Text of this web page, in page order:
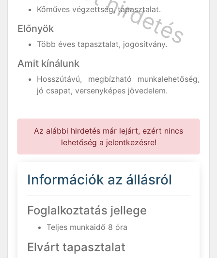
Kőműves végzettség, tapasztalat.
Előnyök
Több éves tapasztalat, jogosítvány.
Amit kínálunk
Hosszútávú, megbízható munkalehetőség,
jó csapat, versenyképes jövedelem.
Az alábbi hirdetés már lejárt, ezért nincs
lehetőség a jelentkezésre!
Információk az állásról
Foglalkoztatás jellege
Teljes munkaidő 8 óra
Elvárt tapasztalat